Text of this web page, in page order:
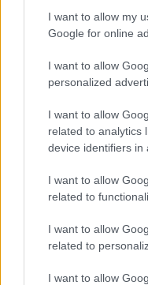
I want to allow my
Google for online
I want to allow
personalized
I want to allow
related to analytics
device identifiers in
I want to allow
related to
I want to allow
related to
I want to allow
εκατ. ευρώ και αύξηση
κερδών 57% - Τα νέα
alcohol
Η Chery επενδύει 75
Το FIAT 500 Hybrid τώρα
από 18.990 ευρώ